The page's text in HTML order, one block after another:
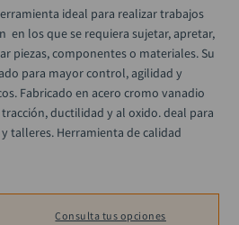
ideal para realizar trabajos
en los que se requiera sujetar, apretar,
piezas, componentes o materiales. Su
para mayor control, agilidad y
Fabricado en acero cromo vanadio
ductilidad y al oxido. deal para
talleres. Herramienta de calidad
Consulta tus opciones